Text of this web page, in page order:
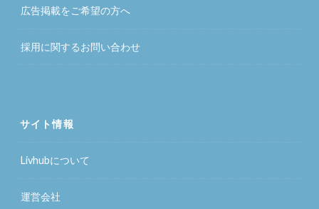
広告掲載をご希望の方へ
採用に関するお問い合わせ
サイト情報
Livhubについて
運営会社